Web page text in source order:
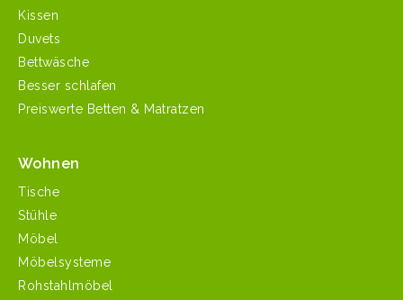
Kissen
Duvets
Bettwäsche
Besser schlafen
Preiswerte Betten & Matratzen
Wohnen
Tische
Stühle
Möbel
Möbelsysteme
Rohstahlmöbel